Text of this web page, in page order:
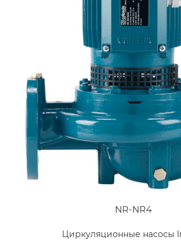
NR-NR4
Циркуляционные насосы